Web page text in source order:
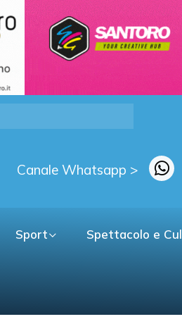
Canale Whatsapp >
Sport Spettacolo e